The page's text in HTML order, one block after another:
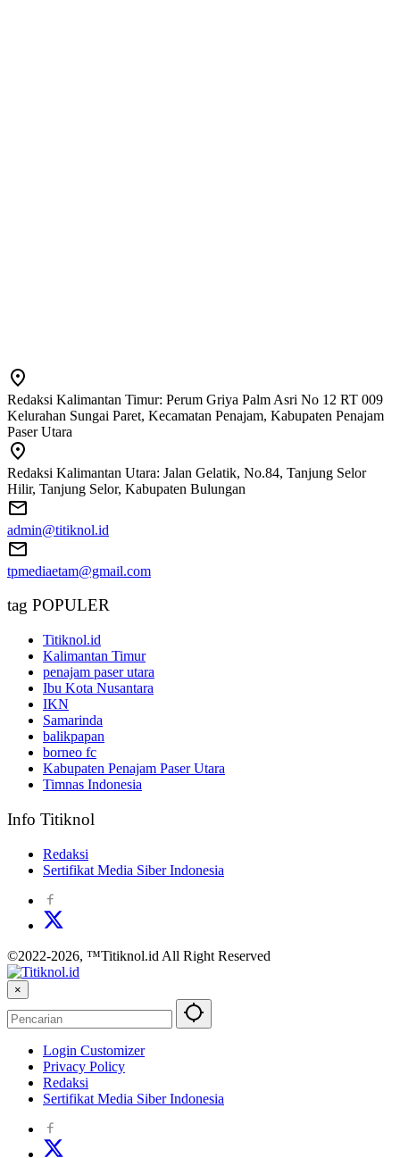
Redaksi Kalimantan Timur: Perum Griya Palm Asri No 12 RT 009
Kelurahan Sungai Paret, Kecamatan Penajam, Kabupaten Penajam
Paser Utara
Redaksi Kalimantan Utara: Jalan Gelatik, No.84, Tanjung Selor
Hilir, Tanjung Selor, Kabupaten Bulungan
admin@titiknol.id
tpmediaetam@gmail.com
tag POPULER
Titiknol.id
Kalimantan Timur
penajam paser utara
Ibu Kota Nusantara
IKN
Samarinda
balikpapan
borneo fc
Kabupaten Penajam Paser Utara
Timnas Indonesia
Info Titiknol
Redaksi
Sertifikat Media Siber Indonesia
©2022-2026, ™Titiknol.id All Right Reserved
×
Login Customizer
Privacy Policy
Redaksi
Sertifikat Media Siber Indonesia